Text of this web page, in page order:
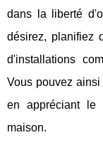
dans la liberté
désirez, planifiez
d'installations
Vous pouvez
en appréciant le
maison.